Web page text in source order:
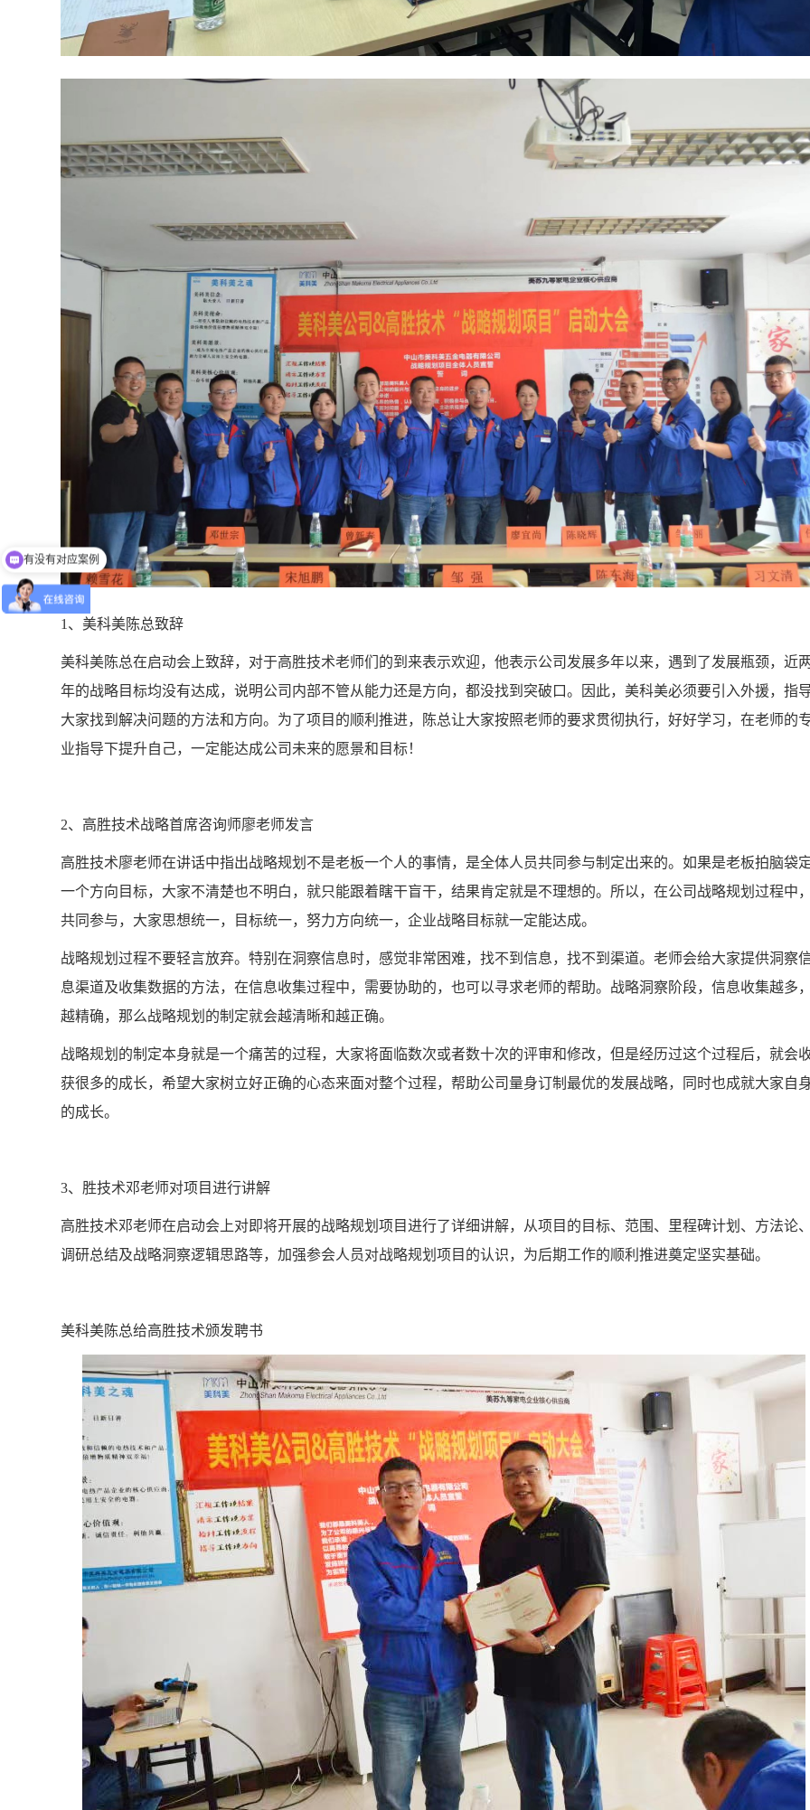
1、美科美陈总致辞
美科美陈总在启动会上致辞，对于高胜技术老师们的到来表示欢迎，他表示公司发展多年以来，遇到了发展瓶颈，近
年的战略目标均没有达成，说明公司内部不管从能力还是方向，都没找到突破口。因此，美科美必须要引入外援，指
大家找到解决问题的方法和方向。为了项目的顺利推进，陈总让大家按照老师的要求贯彻执行，好好学习，在老师的
业指导下提升自己，一定能达成公司未来的愿景和目标！
2、高胜技术战略首席咨询师廖老师发言
高胜技术廖老师在讲话中指出战略规划不是老板一个人的事情，是全体人员共同参与制定出来的。如果是老板拍脑袋
一个方向目标，大家不清楚也不明白，就只能跟着瞎干盲干，结果肯定就是不理想的。所以，在公司战略规划过程中，
共同参与，大家思想统一，目标统一，努力方向统一，企业战略目标就一定能达成。
战略规划过程不要轻言放弃。特别在洞察信息时，感觉非常困难，找不到信息，找不到渠道。老师会给大家提供洞察
息渠道及收集数据的方法，在信息收集过程中，需要协助的，也可以寻求老师的帮助。战略洞察阶段，信息收集越多，
越精确，那么战略规划的制定就会越清晰和越正确。
战略规划的制定本身就是一个痛苦的过程，大家将面临数次或者数十次的评审和修改，但是经历过这个过程后，就会
获很多的成长，希望大家树立好正确的心态来面对整个过程，帮助公司量身订制最优的发展战略，同时也成就大家自
的成长。
3、胜技术邓老师对项目进行讲解
高胜技术邓老师在启动会上对即将开展的战略规划项目进行了详细讲解，从项目的目标、范围、里程碑计划、方法论、
调研总结及战略洞察逻辑思路等，加强参会人员对战略规划项目的认识，为后期工作的顺利推进奠定坚实基础。
美科美陈总给高胜技术颁发聘书
有没有对应案例
老师可以上面拜访吗？